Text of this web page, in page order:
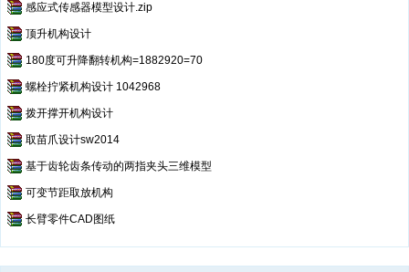
感应式传感器模型设计.zip
顶升机构设计
180度可升降翻转机构=1882920=70
螺栓拧紧机构设计 1042968
拨开撑开机构设计
取苗爪设计sw2014
基于齿轮齿条传动的两指夹头三维模型
可变节距取放机构
长臂零件CAD图纸